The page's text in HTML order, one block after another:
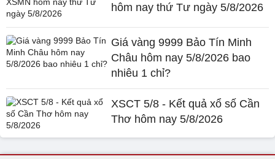
hôm nay thứ Tư ngày 5/8/2026
Giá vàng 9999 Bảo Tín Minh
Châu hôm nay 5/8/2026 bao
nhiêu 1 chỉ?
XSCT 5/8 - Kết quả xổ số Cần
Thơ hôm nay 5/8/2026